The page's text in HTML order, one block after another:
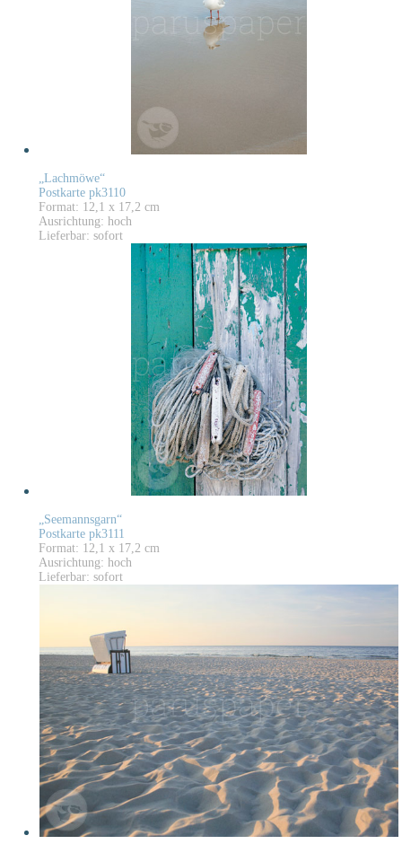
„Lachmöwe“
Postkarte pk3110
Format: 12,1 x 17,2 cm
Ausrichtung: hoch
Lieferbar: sofort
„Seemannsgarn“
Postkarte pk3111
Format: 12,1 x 17,2 cm
Ausrichtung: hoch
Lieferbar: sofort